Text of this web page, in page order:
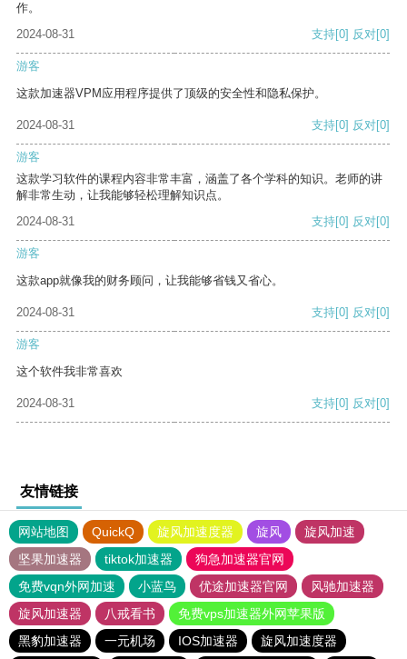
作。
2024-08-31
支持[0] 反对[0]
游客
这款加速器VPM应用程序提供了顶级的安全性和隐私保护。
2024-08-31 支持[0] 反对[0]
游客
这款学习软件的课程内容非常丰富，涵盖了各个学科的知识。老师的讲
解非常生动，让我能够轻松理解知识点。
2024-08-31
支持[0] 反对[0]
游客
这款app就像我的财务顾问，让我能够省钱又省心。
2024-08-31 支持[0] 反对[0]
游客
这个软件我非常喜欢
2024-08-31 支持[0] 反对[0]
友情链接
网站地图 QuickQ 旋风加速度器 旋风
旋风加速
坚果加速器
tiktok加速器
狗急加速器官网
免费vqn外网加速
小蓝鸟 优途加速器官网
风驰加速器
旋风加速器
八戒看书
免费vps加速器外网苹果版
黑豹加速器
一元机场 IOS加速器 旋风加速度器